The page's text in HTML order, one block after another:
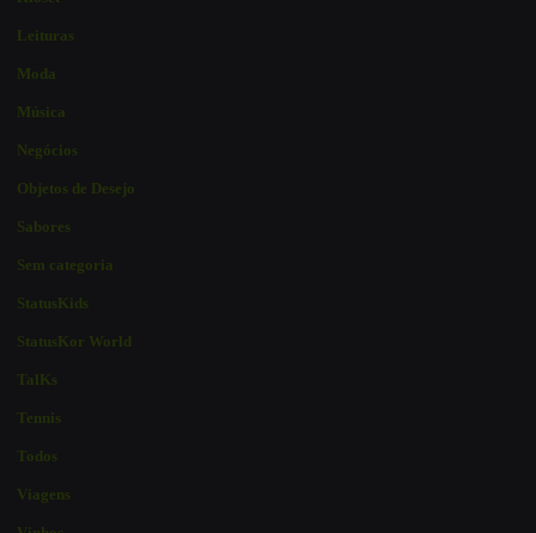
Leituras
Moda
Música
Negócios
Objetos de Desejo
Sabores
Sem categoria
StatusKids
StatusKor World
TalKs
Tennis
Todos
Viagens